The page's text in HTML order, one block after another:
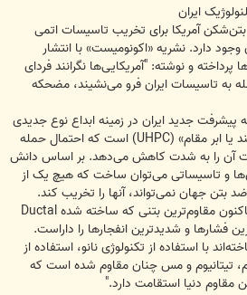
ایران
بتن‌شکن آمریکا برای تخریب تاسیسات اتمی
دارد. نشریه «اکونومیست» با انتشار
و نوشته: "آمریکایی‌ها نگرانند فردای
به تاسیسات ایران فرو می‌نشیند، مضحکه
پیشرفت جدید ایران در زمینه ابداع نوع جدیدی
از بتن تحت عنوان «بتن هوشمند یا ابر مقام» (UHPC) است که احتمال حمله
آن را به شدت کاهش می‌دهد. بر اساس دانش
و تاسیساتی می‌توان ساخت که هیچ یک از
جهان نمی‌تواند، آنها را تخریب کند.
اکونومیست در ادامه نوشت: "تاکنون مقاوم‌ترین بتنی که ساخته شده Ductal
فشارها و شدیدترین انفجارها را داراست.
با استفاده از تکنولوژی نانو، استفاده از
تیتانیوم و مس چنان مقاوم شده است که
مقاوم دنیا استقامت دارد."